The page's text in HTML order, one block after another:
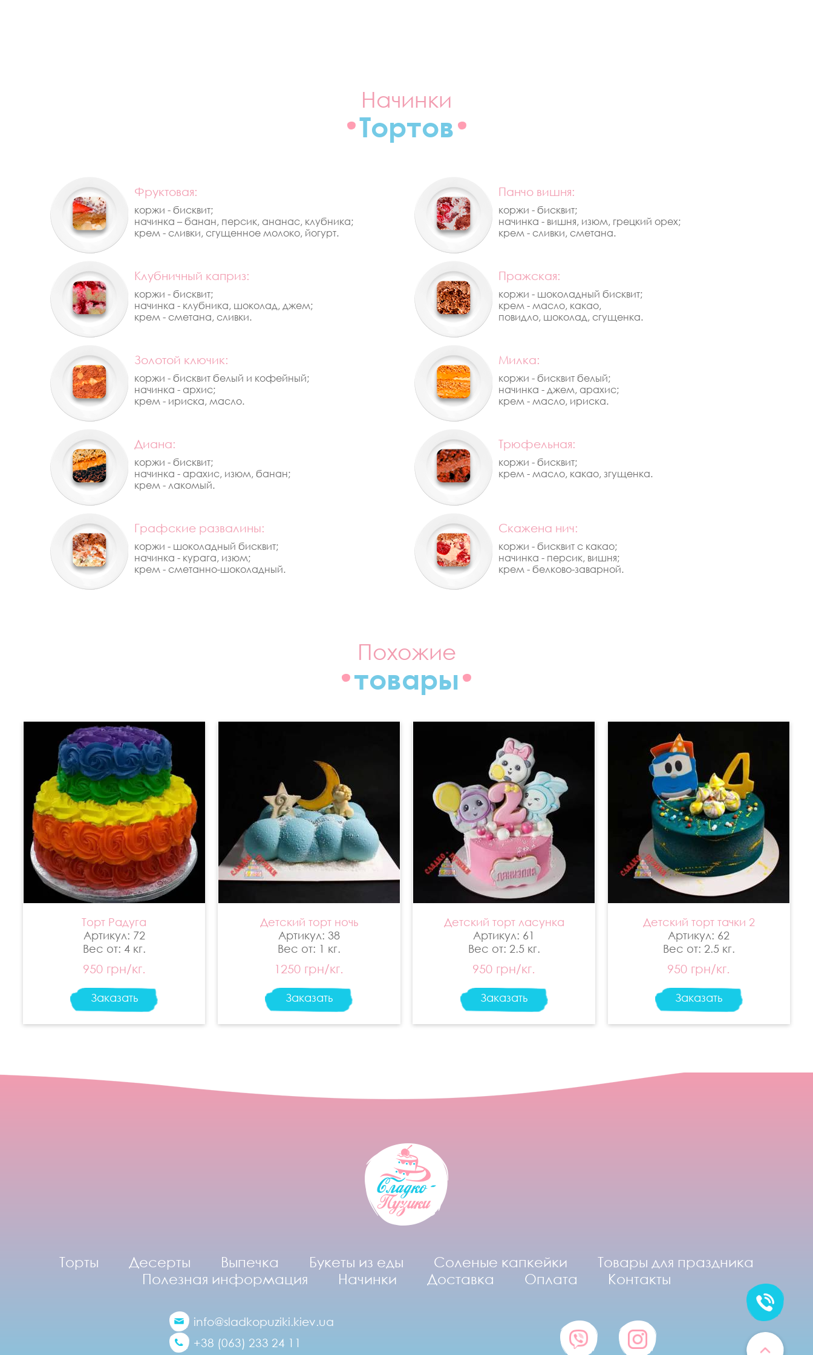
Начинки
Тортов
Фруктовая:
коржи - бисквит;
начинка – банан, персик, ананас, клубника;
крем - сливки, сгущенное молоко, йогурт.
Панчо вишня:
коржи - бисквит;
начинка - вишня, изюм, грецкий орех;
крем - сливки, сметана.
Клубничный каприз:
коржи - бисквит;
начинка - клубника, шоколад, джем;
крем - сметана, сливки.
Пражская:
коржи - шоколадный бисквит;
крем - масло, какао,
повидло, шоколад, сгущенка.
Золотой ключик:
коржи - бисквит белый и кофейный;
начинка - архис;
крем - ириска, масло.
Милка:
коржи - бисквит белый;
начинка - джем, арахис;
крем - масло, ириска.
Диана:
коржи - бисквит;
начинка - арахис, изюм, банан;
крем - лакомый.
Трюфельная:
коржи - бисквит;
крем - масло, какао, згущенка.
Графские развалины:
коржи - шоколадный бисквит;
начинка - курага, изюм;
крем - сметанно-шоколадный.
Cкажена нич:
коржи - бисквит с какао;
начинка - персик, вишня;
крем - белково-заварной.
Похожие
товары
Торт Радуга
Артикул: 72
Вес от: 4 кг.
950 грн/кг.
Заказать
Детский торт ночь
Артикул: 38
Вес от: 1 кг.
1250 грн/кг.
Заказать
Детский торт ласунка
Артикул: 61
Вес от: 2.5 кг.
950 грн/кг.
Заказать
Детский торт тачки 2
Артикул: 62
Вес от: 2.5 кг.
950 грн/кг.
Заказать
Торты Десерты Выпечка Букеты из еды Соленые капкейки
Товары для праздника
Полезная информация
Начинки Доставка Оплата Контакты
info@sladkopuziki.kiev.ua
+38 (063) 233 24 11